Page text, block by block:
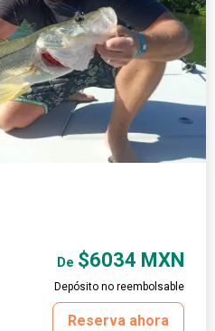
De $6034 MXN
Depósito no reembolsable
Reserva ahora